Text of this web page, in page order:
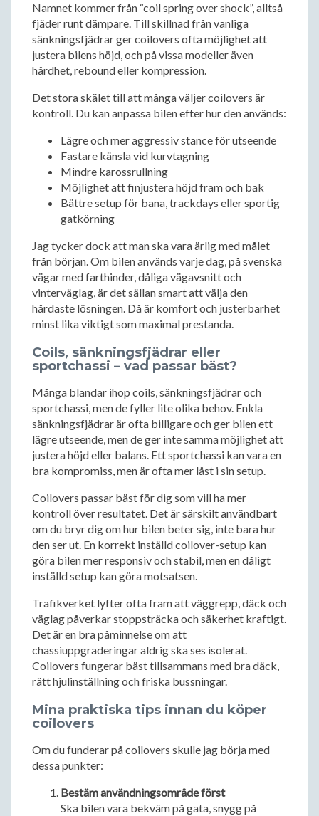
Namnet kommer från “coil spring over shock”, alltså
fjäder runt dämpare. Till skillnad från vanliga
sänkningsfjädrar ger coilovers ofta möjlighet att
justera bilens höjd, och på vissa modeller även
hårdhet, rebound eller kompression.
Det stora skälet till att många väljer coilovers är
kontroll. Du kan anpassa bilen efter hur den används:
Lägre och mer aggressiv stance för utseende
Fastare känsla vid kurvtagning
Mindre karossrullning
Möjlighet att finjustera höjd fram och bak
Bättre setup för bana, trackdays eller sportig
gatkörning
Jag tycker dock att man ska vara ärlig med målet
från början. Om bilen används varje dag, på svenska
vägar med farthinder, dåliga vägavsnitt och
vinterväglag, är det sällan smart att välja den
hårdaste lösningen. Då är komfort och justerbarhet
minst lika viktigt som maximal prestanda.
Coils, sänkningsfjädrar eller
sportchassi – vad passar bäst?
Många blandar ihop coils, sänkningsfjädrar och
sportchassi, men de fyller lite olika behov. Enkla
sänkningsfjädrar är ofta billigare och ger bilen ett
lägre utseende, men de ger inte samma möjlighet att
justera höjd eller balans. Ett sportchassi kan vara en
bra kompromiss, men är ofta mer låst i sin setup.
Coilovers passar bäst för dig som vill ha mer
kontroll över resultatet. Det är särskilt användbart
om du bryr dig om hur bilen beter sig, inte bara hur
den ser ut. En korrekt inställd coilover-setup kan
göra bilen mer responsiv och stabil, men en dåligt
inställd setup kan göra motsatsen.
Trafikverket lyfter ofta fram att väggrepp, däck och
väglag påverkar stoppsträcka och säkerhet kraftigt.
Det är en bra påminnelse om att
chassiuppgraderingar aldrig ska ses isolerat.
Coilovers fungerar bäst tillsammans med bra däck,
rätt hjulinställning och friska bussningar.
Mina praktiska tips innan du köper
coilovers
Om du funderar på coilovers skulle jag börja med
dessa punkter:
Bestäm användningsområde först
Ska bilen vara bekväm på gata, snygg på